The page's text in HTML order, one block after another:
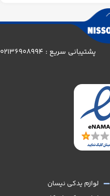
پشتیبانی سریع : 02136908994
لوازم یدکی نیسان